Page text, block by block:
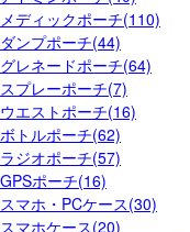
メディックポーチ(110)
ダンプポーチ(44)
グレネードポーチ(64)
スプレーポーチ(7)
ウエストポーチ(16)
ボトルポーチ(62)
ラジオポーチ(57)
GPSポーチ(16)
スマホ・PCケース(30)
スマホケース(20)